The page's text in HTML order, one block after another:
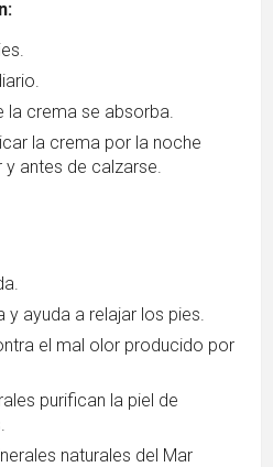
la crema se absorba.
la crema por la noche
y antes de calzarse.
y ayuda a relajar los pies.
el mal olor producido por
purifican la piel de
naturales del Mar